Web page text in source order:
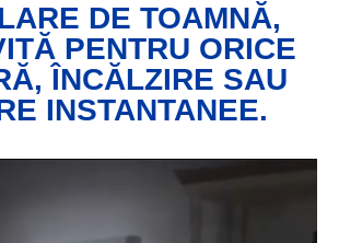
DE TOAMNĂ,
PENTRU ORICE
ÎNCĂLZIRE SAU
INSTANTANEE.